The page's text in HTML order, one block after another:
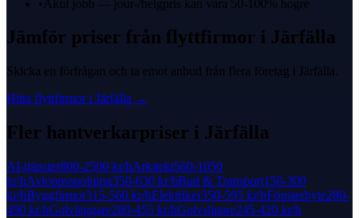
• Akut jobb — jour-/helgpris kan vara 50-100% hogre
Jämför priser från flyttfirmor i Järfälla
Skicka en förfrågan och ta emot anbud från flera företag i Järfälla.
Hitta flyttfirmori Järfälla →
Fler hantverkarpriser i Järfälla
AI-tjänster800-2500 kr/hArkitekt560-1050
kr/hAvloppsspolning350-630 kr/hBud & Transport150-300
kr/hByggfirmor315-560 kr/hElektriker350-595 kr/hFönsterbyte280-
490 kr/hGolvläggare280-455 kr/hGolvslipare245-420 kr/h